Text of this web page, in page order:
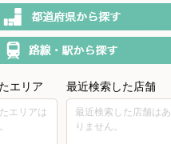
エリア
エリアは
最近検索した店舗
最近検索した店舗はあ
りません。